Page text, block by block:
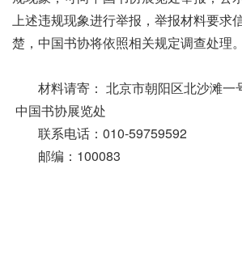
上述违规现象进行举报，举报材料要求
楚，中国书协将依照相关规定调查处理。
材料请寄： 北京市朝阳区北沙滩一
中国书协展览处
联系电话：010-59759592
邮编：100083